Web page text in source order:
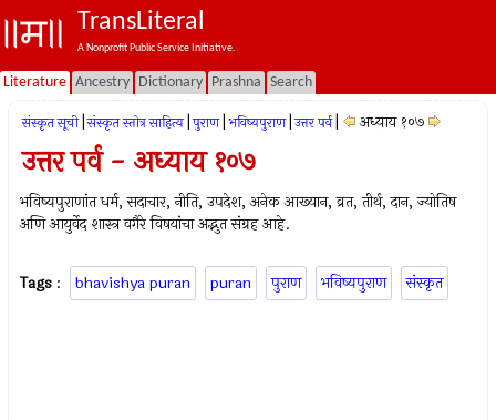
TransLiteral
A Nonprofit Public Service Initiative.
Literature Ancestry Dictionary Prashna Search
संस्कृत सूची संस्कृत स्तोत्र साहित्य पुराण भविष्यपुराण उत्तर पर्व अध्याय १०७
उत्तर पर्व - अध्याय १०७
भविष्यपुराणांत धर्म, सदाचार, नीति, उपदेश, अनेक आख्यान, व्रत, तीर्थ, दान, ज्योतिष
अणि आयुर्वेद शास्त्र वगैरे विषयांचा अद्भुत संग्रह आहे.
Tags : bhavishya puran puran पुराण भविष्यपुराण संस्कृत